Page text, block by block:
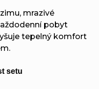
mrazivé
pobyt
tepelný komfort
setu